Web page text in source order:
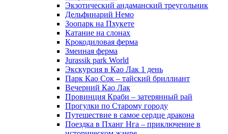
Экзотический андаманский треугольник
Дельфинарий Немо
Зоопарк на Пхукете
Катание на слонах
Крокодиловая ферма
Змеиная ферма
Jurassik park World
Экскурсия в Као Лак 1 день
Парк Као Сок – тайский бриллиант
Вечерний Као Лак
Провинция Краби – затерянный рай
Прогулки по Старому городу
Путешествие в самое сердце дракона
Поездка в Пханг Нга – приключение в